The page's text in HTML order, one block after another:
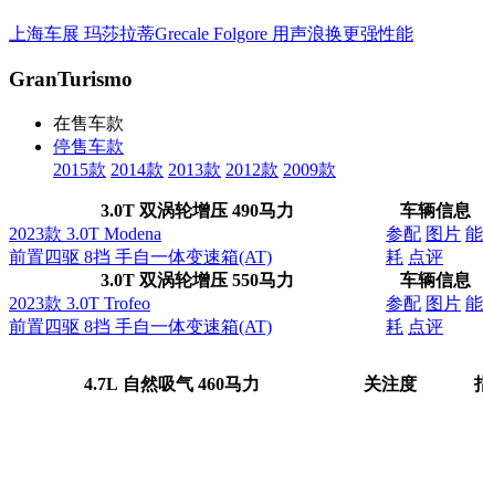
上海车展 玛莎拉蒂Grecale Folgore 用声浪换更强性能
GranTurismo
在售车款
停售车款
2015款 2014款 2013款 2012款 2009款
3.0T 双涡轮增压 490马力 车辆信息
2023款 3.0T Modena
前置四驱 8挡 手自一体变速箱(AT)
参配 图片 能
耗 点评
3.0T 双涡轮增压 550马力
车辆信息
2023款 3.0T Trofeo
前置四驱 8挡 手自一体变速箱(AT)
参配 图片 能
耗 点评
4.7L 自然吸气 460马力 关注度